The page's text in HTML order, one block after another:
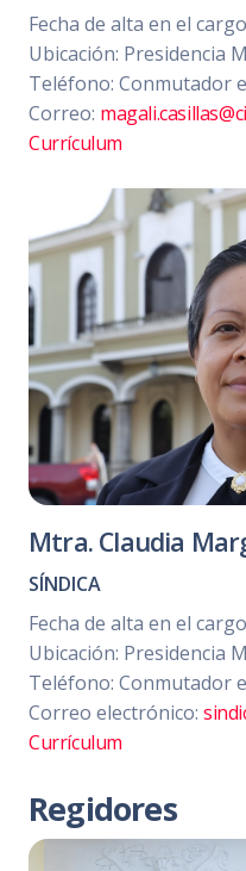
Fecha de alta en el
Ubicación: Presidencia
Teléfono: Conmutador
Correo:
Currículum
Mtra. Claudia
SÍNDICA
Fecha de alta en el
Ubicación: Presidencia
Teléfono: Conmutador
Correo electrónico:
Currículum
Regidores